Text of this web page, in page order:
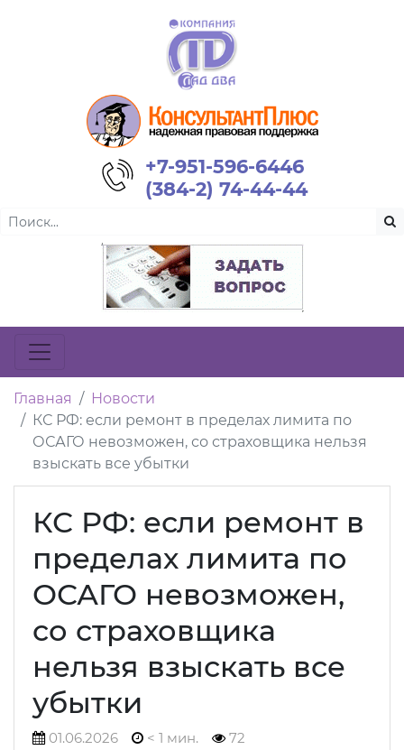
+7-951-596-6446
(384-2) 74-44-44
Главная
Новости
КС РФ: если ремонт в пределах лимита по
ОСАГО невозможен, со страховщика нельзя
взыскать все убытки
КС РФ: если ремонт в
пределах лимита по
ОСАГО невозможен,
со страховщика
нельзя взыскать все
убытки
01.06.2026 < 1 мин. 72